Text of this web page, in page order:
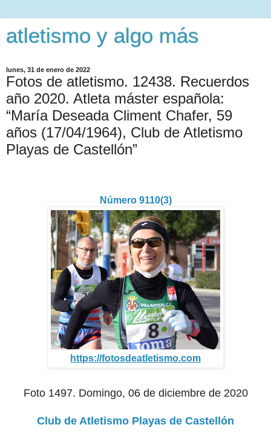
atletismo y algo más
lunes, 31 de enero de 2022
Fotos de atletismo. 12438. Recuerdos
año 2020. Atleta máster española:
“María Deseada Climent Chafer, 59
años (17/04/1964), Club de Atletismo
Playas de Castellón”
Número 9110(3)
https://fotosdeatletismo.com
Foto 1497. Domingo, 06 de diciembre de 2020
Club de Atletismo Playas de Castellón